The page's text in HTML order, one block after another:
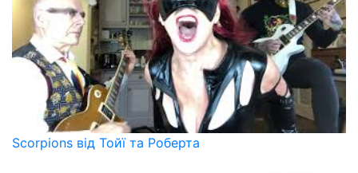
Scorpions від Тойї та Роберта